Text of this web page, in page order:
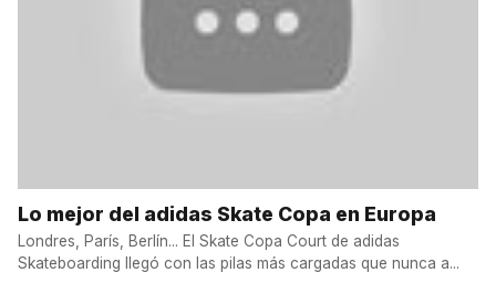
Lo mejor del adidas Skate Copa en Europa
Londres, París, Berlín... El Skate Copa Court de adidas
Skateboarding llegó con las pilas más cargadas que nunca a...